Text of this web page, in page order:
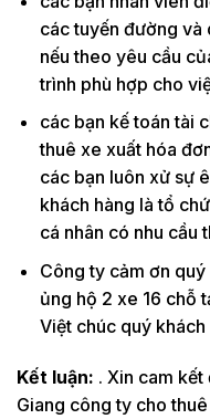
các tuyến đường và
nếu theo yêu cầu
trình phù hợp cho
các bạn kế toán tài
thuê xe xuất hóa
các bạn luôn xử sự
khách hàng là tổ
cá nhân có nhu cầu
Công ty cảm ơn
ủng hộ 2 xe 16 chỗ
Việt chúc quý
Kết luận: . Xin cam
Giang công ty cho